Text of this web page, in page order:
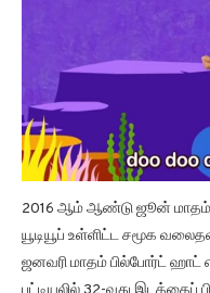
2016 ஆம் ஆண்டு ஜூன் மாதம்
யூடியூப் உள்ளிட்ட சமூக
ஜனவரி மாதம் பில்போர்ட் ஹாட்